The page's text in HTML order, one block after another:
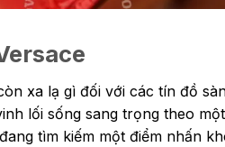
xa lạ gì đối với các tín đồ
lối sống sang trọng theo
tìm kiếm một điểm nhấn